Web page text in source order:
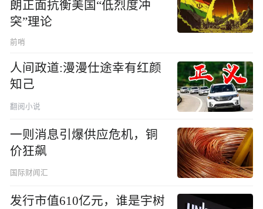
朗正面抗衡美国“低烈度冲
突”理论
前哨
人间政道:漫漫仕途幸有红颜
知己
翻阅小说
一则消息引爆供应危机，铜
价狂飙
国际财闻汇
发行市值610亿元，谁是宇树